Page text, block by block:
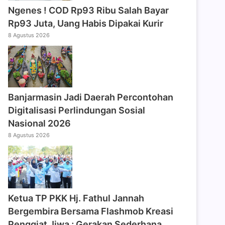
Ngenes ! COD Rp93 Ribu Salah Bayar
Rp93 Juta, Uang Habis Dipakai Kurir
8 Agustus 2026
Banjarmasin Jadi Daerah Percontohan
Digitalisasi Perlindungan Sosial
Nasional 2026
8 Agustus 2026
‎Ketua TP PKK Hj. Fathul Jannah
Bergembira Bersama Flashmob Kreasi